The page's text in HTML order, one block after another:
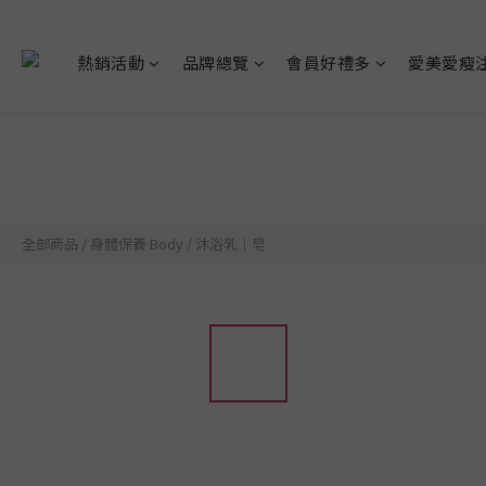
熱銷活動 品牌總覽 會員好禮多 愛美愛瘦
全部商品 / 身體保養 Body / 沐浴乳｜皂